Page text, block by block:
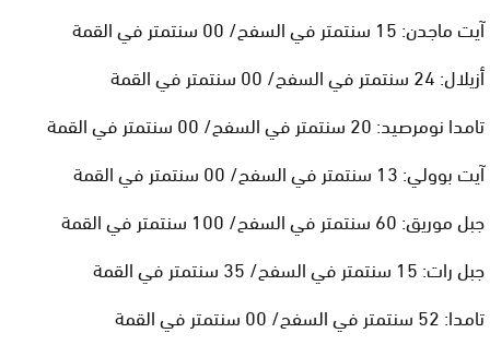
آيت ماجدن: 15 سنتمتر في السفح/ 00 سنتمتر في القمة
أزيلال: 24 سنتمتر في السفح/ 00 سنتمتر في القمة
تامدا نومرصيد: 20 سنتمتر في السفح/ 00 سنتمتر في القمة
آيت بوولي: 13 سنتمتر في السفح/ 00 سنتمتر في القمة
جبل موريق: 60 سنتمتر في السفح/ 100 سنتمتر في القمة
جبل رات: 15 سنتمتر في السفح/ 35 سنتمتر في القمة
تامدا: 52 سنتمتر في السفح/ 00 سنتمتر في القمة